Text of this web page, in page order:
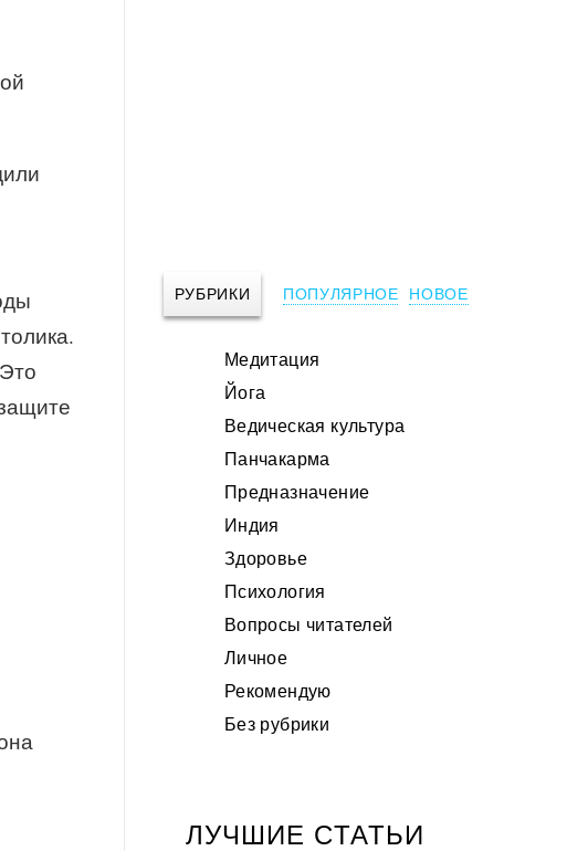
РУБРИКИ ПОПУЛЯРНОЕ НОВОЕ
Медитация
Йога
Ведическая культура
Панчакарма
Предназначение
Индия
Здоровье
Психология
Вопросы читателей
Личное
Рекомендую
Без рубрики
ЛУЧШИЕ CТАТЬИ